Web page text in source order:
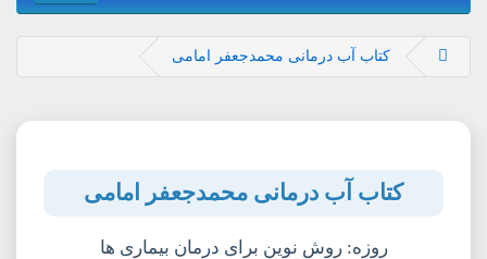
کتاب آب درمانی محمدجعفر امامی
کتاب آب درمانی محمدجعفر امامی
روزه: روش نوین برای درمان بیماری ها